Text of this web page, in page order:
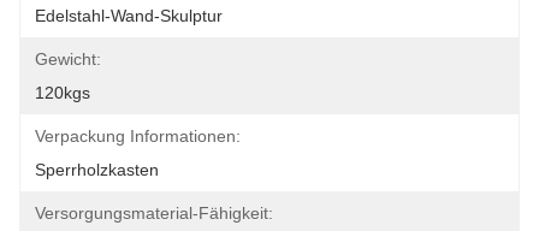
Edelstahl-Wand-Skulptur
Gewicht:
120kgs
Verpackung Informationen:
Sperrholzkasten
Versorgungsmaterial-Fähigkeit: